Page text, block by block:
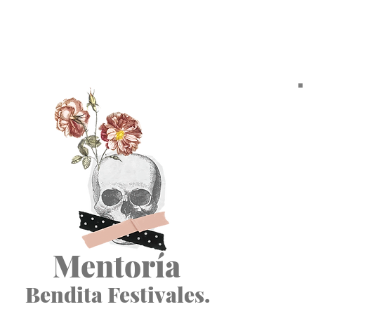
Mentoría
Bendita Festivales.